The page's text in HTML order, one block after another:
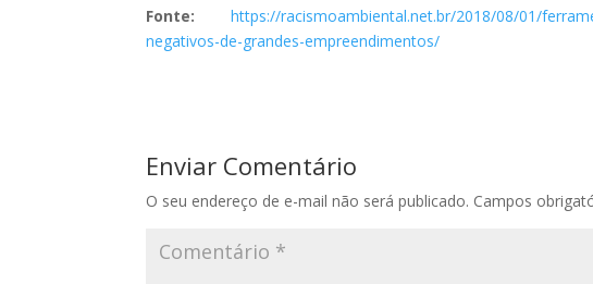
Fonte:https://racismoambiental.net.br/2018/08/01/
negativos-de-grandes-empreendimentos/
Enviar Comentário
O seu endereço de e-mail não será publicado. Campos